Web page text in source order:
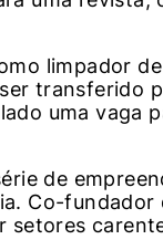
limpador
transferido
uma vaga
de
Co-fundador